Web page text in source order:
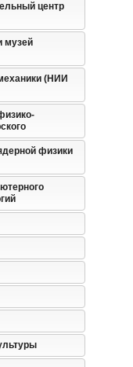
центр
музей
(НИИ
физики